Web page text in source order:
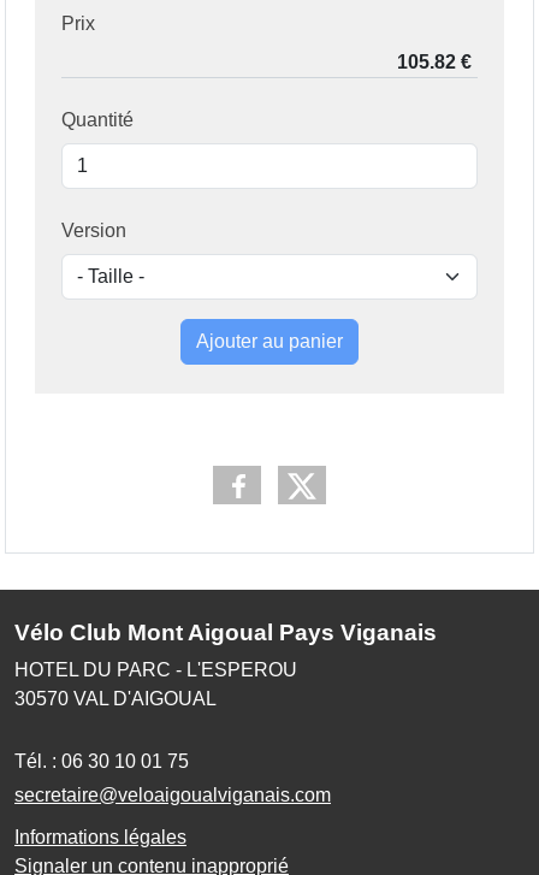
Prix
Quantité
Version
Ajouter au panier
Vélo Club Mont Aigoual Pays Viganais
HOTEL DU PARC - L'ESPEROU
30570 VAL D'AIGOUAL
Tél. : 06 30 10 01 75
secretaire@veloaigoualviganais.com
Informations légales
Signaler un contenu inapproprié